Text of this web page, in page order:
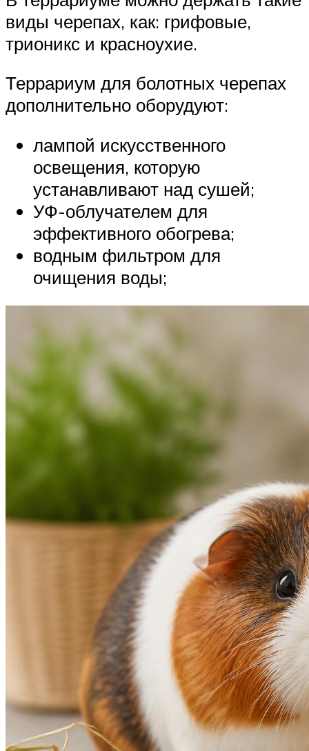
виды черепах, как: грифовые,
трионикс и красноухие.
Террариум для болотных черепах
дополнительно оборудуют:
лампой искусственного
освещения, которую
устанавливают над сушей;
УФ-облучателем для
эффективного обогрева;
водным фильтром для
очищения воды;